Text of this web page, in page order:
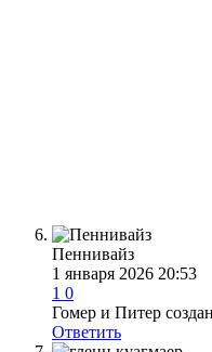
Пеннивайз
1 января 2026 20:53
1 0
Гомер и Питер
Ответить